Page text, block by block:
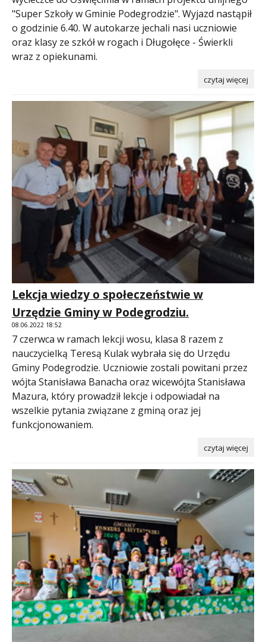
"Super Szkoły w Gminie Podegrodzie". Wyjazd nastąpił
o godzinie 6.40. W autokarze jechali nasi uczniowie
oraz klasy ze szkół w rogach i Długołęce - Świerkli
wraz z opiekunami.
czytaj więcej
Lekcja wiedzy o społeczeństwie w
Urzędzie Gminy w Podegrodziu.
08.06.2022 18:52
7 czerwca w ramach lekcji wosu, klasa 8 razem z
nauczycielką Teresą Kulak wybrała się do Urzędu
Gminy Podegrodzie. Uczniowie zostali powitani przez
wójta Stanisława Banacha oraz wicewójta Stanisława
Mazura, który prowadził lekcje i odpowiadał na
wszelkie pytania związane z gminą oraz jej
funkcjonowaniem.
czytaj więcej